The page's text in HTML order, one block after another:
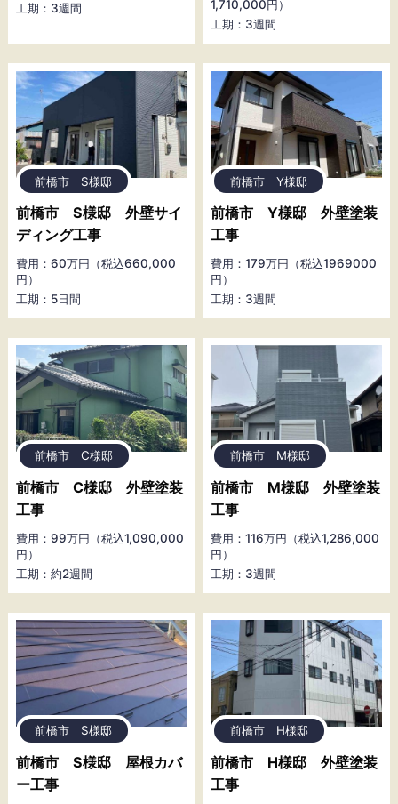
工期：3週間
1,710,000円）
工期：3週間
前橋市 S様邸
前橋市 S様邸 外壁サイ
ディング工事
費用：60万円（税込660,000
円）
工期：5日間
前橋市 Y様邸
前橋市 Y様邸 外壁塗装
工事
費用：179万円（税込1969000
円）
工期：3週間
前橋市 C様邸
前橋市 C様邸 外壁塗装
工事
費用：99万円（税込1,090,000
円）
工期：約2週間
前橋市 M様邸
前橋市 M様邸 外壁塗装
工事
費用：116万円（税込1,286,000
円）
工期：3週間
前橋市 S様邸
前橋市 S様邸 屋根カバ
ー工事
前橋市 H様邸
前橋市 H様邸 外壁塗装
工事